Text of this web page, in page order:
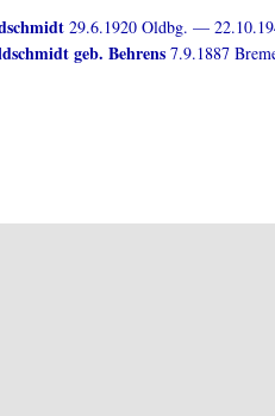
29.6.1920 Oldbg. —
geb. Behrens 7.9.1887